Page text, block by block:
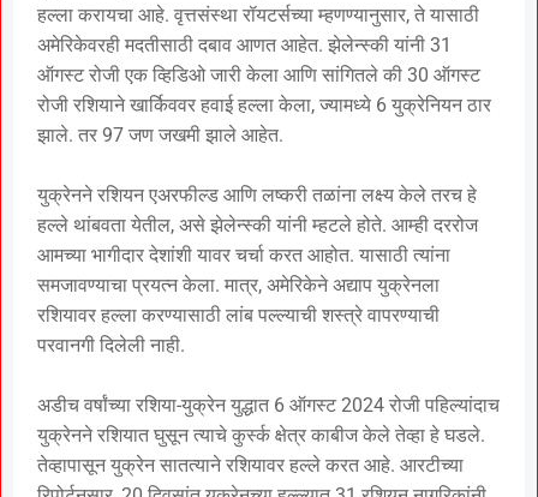
हल्ला करायचा आहे. वृत्तसंस्था रॉयटर्सच्या म्हणण्यानुसार, ते यासाठी
अमेरिकेवरही मदतीसाठी दबाव आणत आहेत. झेलेन्स्की यांनी 31
ऑगस्ट रोजी एक व्हिडिओ जारी केला आणि सांगितले की 30 ऑगस्ट
रोजी रशियाने खार्किववर हवाई हल्ला केला, ज्यामध्ये 6 युक्रेनियन ठार
झाले. तर 97 जण जखमी झाले आहेत.
युक्रेनने रशियन एअरफील्ड आणि लष्करी तळांना लक्ष्य केले तरच हे
हल्ले थांबवता येतील, असे झेलेन्स्की यांनी म्हटले होते. आम्ही दररोज
आमच्या भागीदार देशांशी यावर चर्चा करत आहोत. यासाठी त्यांना
समजावण्याचा प्रयत्न केला. मात्र, अमेरिकेने अद्याप युक्रेनला
रशियावर हल्ला करण्यासाठी लांब पल्ल्याची शस्त्रे वापरण्याची
परवानगी दिलेली नाही.
अडीच वर्षांच्या रशिया-युक्रेन युद्धात 6 ऑगस्ट 2024 रोजी पहिल्यांदाच
युक्रेनने रशियात घुसून त्याचे कुर्स्क क्षेत्र काबीज केले तेव्हा हे घडले.
तेव्हापासून युक्रेन सातत्याने रशियावर हल्ले करत आहे. आरटीच्या